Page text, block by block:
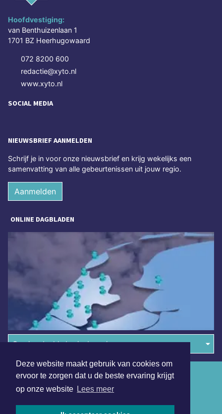
Deze website maakt gebruik van cookies om
ervoor te zorgen dat u de beste ervaring krijgt
op onze website Lees meer
Hoofdvestiging:
van Benthuizenlaan 1
1701 BZ Heerhugowaard
072 8200 600
redactie@xyto.nl
www.xyto.nl
SOCIAL MEDIA
NIEUWSBRIEF AANMELDEN
Schrijf je in voor onze nieuwsbrief en krijg wekelijks een
samenvatting van alle gebeurtenissen uit jouw regio.
Aanmelden
ONLINE DAGBLADEN
Overige dagbladen in de regio
Algemene voorwaarden
Disclaimer